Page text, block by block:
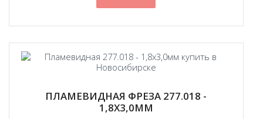
ПЛАМЕВИДНАЯ ФРЕЗА 277.018 -
1,8Х3,0ММ